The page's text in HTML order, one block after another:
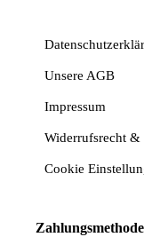
Unsere AGB
Impressum
Widerrufsrecht
Cookie